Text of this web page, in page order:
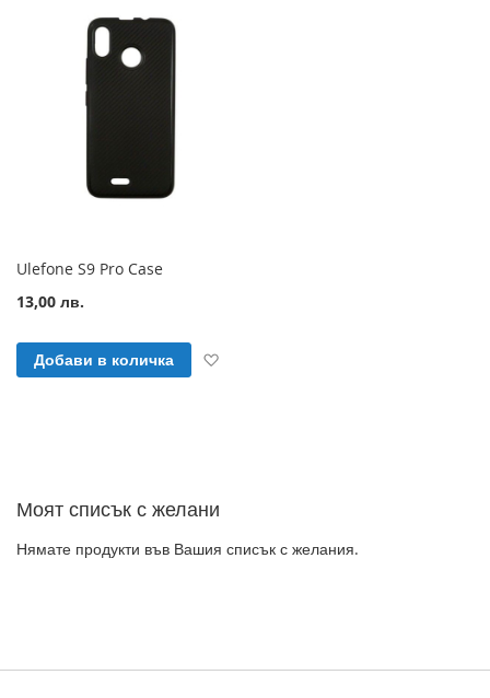
Ulefone S9 Pro Case
13,00 лв.
Добави в количка
Моят списък с желани
Нямате продукти във Вашия списък с желания.